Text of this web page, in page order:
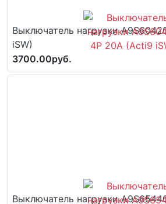
Выключатель нагрузки
iSW)
3700.00руб.
Выключатель нагрузки